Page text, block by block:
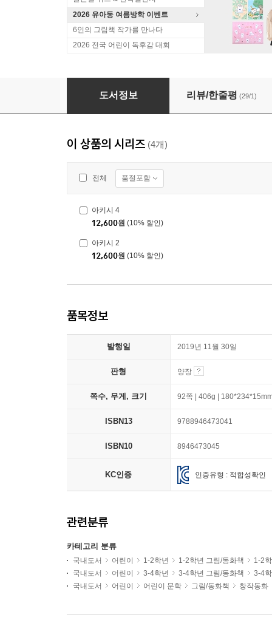
2026 유아동 여름방학 이벤트
6인의 그림책 작가를 만나다
2026 전국 어린이 독후감 대회
아키시 3
도서정보 리뷰/한줄평 (29/1)
이 상품의 시리즈 (4개)
전체 품절포함
아키시 4
12,600원 (10% 할인)
아키시 2
12,600원 (10% 할인)
품목정보
발행일 2019년 11월 30일
판형 양장
쪽수, 무게, 크기 92쪽 | 406g |
ISBN13 9788946473041
ISBN10 8946473045
KC인증 인증유형 : 적합성확인
관련분류
카테고리 분류
국내도서 어린이 1-2학년 1-2학년 그림/동화책
1-2
국내도서
어린이 3-4학년 3-4학년 그림/동화책
3-4
국내도서
어린이 어린이 문학 그림/동화책 창작동화